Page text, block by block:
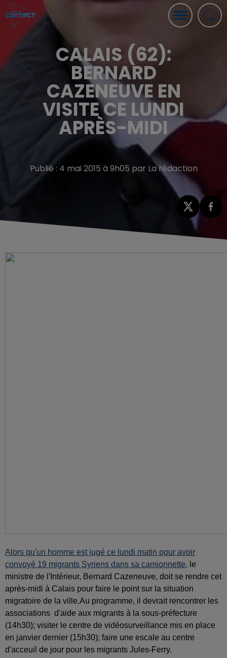
CALAIS (62):
BERNARD
CAZENEUVE EN
VISITE CE LUNDI
APRÈS-MIDI
Publié : 4 mai 2015 à 9h05 par La rédaction
Alors qu'un homme est jugé ce lundi matin pour avoir
convoyé 19 migrants Syriens dans sa camionnette, le
ministre de l'Intérieur, Bernard Cazeneuve, doit se rendre cet
après-midi à Calais pour faire le point sur la situation
migratoire de la ville.Au programme, il devrait rencontrer les
associations d'aide aux migrants à la sous-préfecture
(14h30); visiter le centre de vidéosurveillance mis en place
en janvier dernier (15h30); faire une escale au centre
d'acceuil de jour pour les migrants Jules-Ferry.